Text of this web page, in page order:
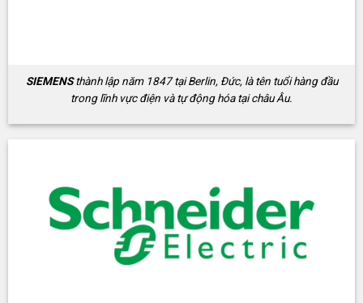
SIEMENSthành lập năm 1847 tại Berlin, Đức, là tên tuổi hàng đầu
trong lĩnh vực điện và tự động hóa tại châu Âu.